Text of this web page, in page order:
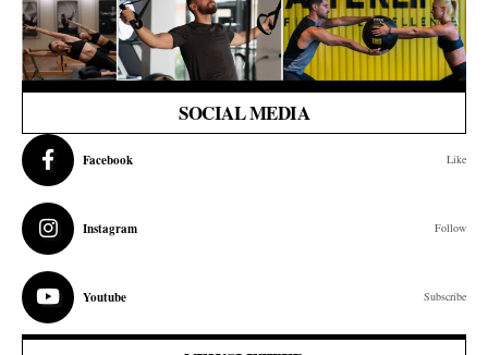
SOCIAL MEDIA
Facebook Like
Instagram Follow
Youtube Subscribe